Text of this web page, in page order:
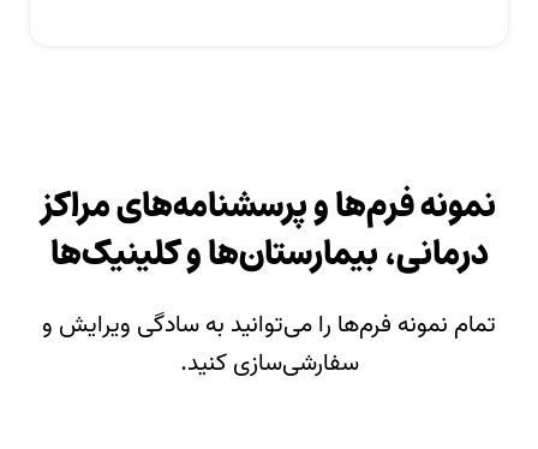
نمونه فرم‌ها و پرسشنامه‌های مراکز
درمانی، بیمارستان‌ها و کلینیک‌ها
تمام نمونه فرم‌ها را می‌توانید به سادگی ویرایش و
سفارشی‌سازی کنید.